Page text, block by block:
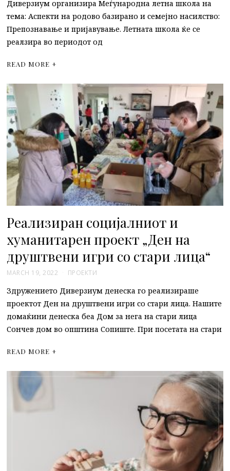
Диверзиум организира Меѓународна летна школа на
тема: Аспекти на родово базирано и семејно насилство:
Препознавање и пријавување. Летната школа ќе се
реалзира во периодот од
READ MORE +
Реализиран социјалниот и
хуманитарен проект „Ден на
друштвени игри со стари лица“
MARCH 19, 2022 ПРОЕКТИ
Здружението Диверзиум денеска го реализираше
проектот Ден на друштвени игри со стари лица. Нашите
домаќини денеска беа Дом за нега на стари лица
Сончев дом во општина Сопиште. При посетата на стари
READ MORE +